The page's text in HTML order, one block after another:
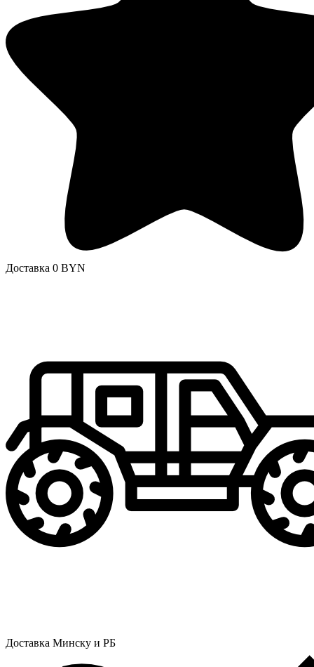
Доставка 0 BYN
Доставка Минску и РБ